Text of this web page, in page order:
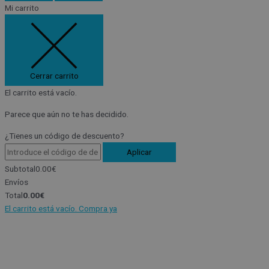
Mi carrito
Cerrar carrito
El carrito está vacío.
Parece que aún no te has decidido.
¿Tienes un código de descuento?
Aplicar
Subtotal0.00€
Envíos
Total0.00€
El carrito está vacío. Compra ya